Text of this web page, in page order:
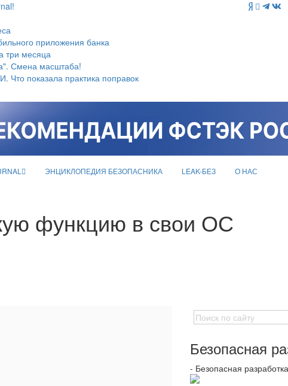
приложения банка
три месяца
Смена масштаба!
Что показала практика поправок
ЭНЦИКЛОПЕДИЯ БЕЗОПАСНИКА LEAK-БЕЗ О НАС
функцию в свои ОС
Безопасная
- Безопасная